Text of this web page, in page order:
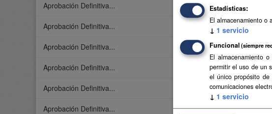
Aprobación Definitiva...
Aprobación Definitiva...
Aprobación Definitiva...
Aprobación Definitiva...
Aprobación Definitiva...
Aprobación Definitiva...
Estadísticas
El almacenamiento o
↓ 1 servicio
Funcional (siempre
El almacenamiento
permitir el uso de un
el único propósito
comunicaciones
↓ 1 servicio